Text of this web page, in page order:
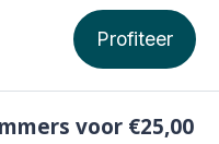
Profiteer
voor €25,00